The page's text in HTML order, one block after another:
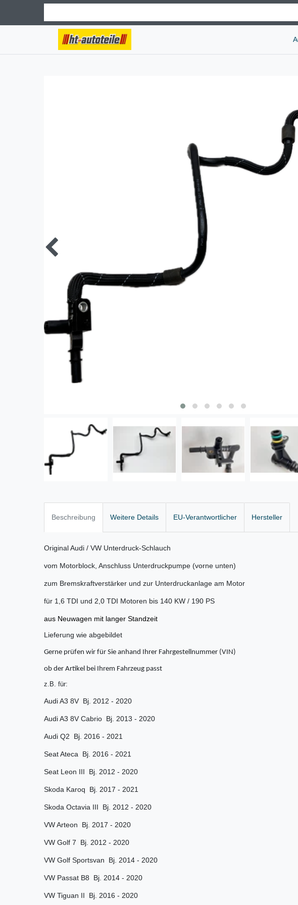
Beschreibung Weitere Details EU-Verantwortlicher Hersteller
Original Audi / VW Unterdruck-Schlauch
vom Motorblock, Anschluss Unterdruckpumpe (vorne unten)
zum Bremskraftverstärker und zur Unterdruckanlage am Motor
für 1,6 TDI und 2,0 TDI Motoren bis 140 KW / 190 PS
aus Neuwagen mit langer Standzeit
Lieferung wie abgebildet
Gerne prüfen wir für Sie anhand Ihrer Fahrgestellnummer (VIN)
ob der Artikel bei Ihrem Fahrzeug passt
z.B. für:
Audi A3 8V Bj. 2012 - 2020
Audi A3 8V Cabrio Bj. 2013 - 2020
Audi Q2 Bj. 2016 - 2021
Seat Ateca Bj. 2016 - 2021
Seat Leon III Bj. 2012 - 2020
Skoda Karoq Bj. 2017 - 2021
Skoda Octavia III Bj. 2012 - 2020
VW Arteon Bj. 2017 - 2020
VW Golf 7 Bj. 2012 - 2020
VW Golf Sportsvan Bj. 2014 - 2020
VW Passat B8 Bj. 2014 - 2020
VW Tiguan II Bj. 2016 - 2020